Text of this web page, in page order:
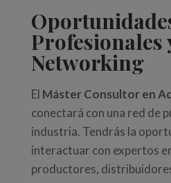
Profesionales
Networking
El Máster Consultor en
conectará con una red de
industria. Tendrás la
interactuar con expertos
productores,